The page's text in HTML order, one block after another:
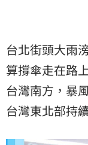
台北街頭大雨
算撐傘走在路
台灣南方，暴
台灣東北部持